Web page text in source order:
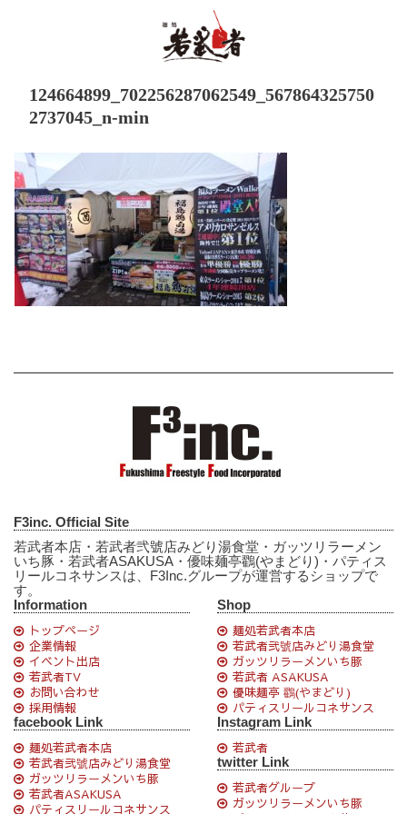
124664899_702256287062549_567864325750
2737045_n-min
F3inc. Official Site
若武者本店・若武者弐號店みどり湯食堂・ガッツリラーメン
いち豚・若武者ASAKUSA・優味麺亭鸐(やまどり)・パティス
リールコネサンスは、F3Inc.グループが運営するショップで
す。
Information
トップページ
企業情報
イベント出店
若武者TV
お問い合わせ
採用情報
Shop
麺処若武者本店
若武者弐號店みどり湯食堂
ガッツリラーメンいち豚
若武者 ASAKUSA
優味麺亭 鸐(やまどり)
パティスリールコネサンス
facebook Link
麺処若武者本店
若武者弐號店みどり湯食堂
ガッツリラーメンいち豚
若武者ASAKUSA
パティスリールコネサンス
Instagram Link
若武者
twitter Link
若武者グループ
ガッツリラーメンいち豚